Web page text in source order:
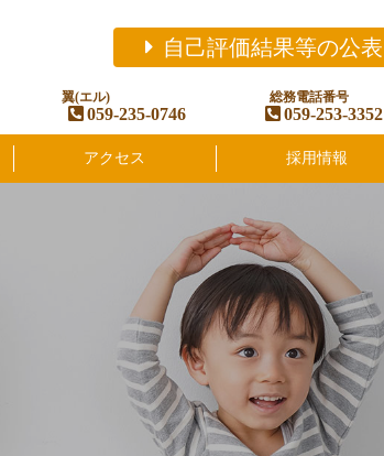
翼(エル)
059-235-0746
総務電話番号
059-253-3352
自己評価結果等の公表
アクセス 採用情報